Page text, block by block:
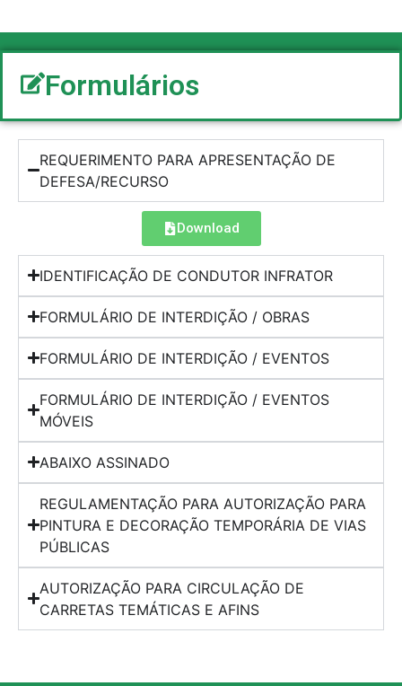
Formulários
REQUERIMENTO PARA APRESENTAÇÃO DE
DEFESA/RECURSO
Download
IDENTIFICAÇÃO DE CONDUTOR INFRATOR
FORMULÁRIO DE INTERDIÇÃO / OBRAS
FORMULÁRIO DE INTERDIÇÃO / EVENTOS
FORMULÁRIO DE INTERDIÇÃO / EVENTOS
MÓVEIS
ABAIXO ASSINADO
REGULAMENTAÇÃO PARA AUTORIZAÇÃO PARA
PINTURA E DECORAÇÃO TEMPORÁRIA DE VIAS
PÚBLICAS
AUTORIZAÇÃO PARA CIRCULAÇÃO DE
CARRETAS TEMÁTICAS E AFINS